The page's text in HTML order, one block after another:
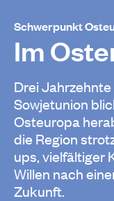
Schwerpunkt
Im
Drei
Sowjetunion
Osteuropa
die Region
ups, vielfältiger
Willen nach
Zukunft.